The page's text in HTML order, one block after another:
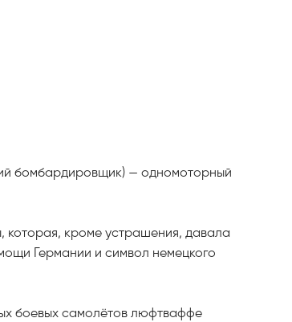
бомбардировщик) — одномоторный
которая, кроме устрашения, давала
Германии и символ немецкого
боевых самолётов люфтваффе